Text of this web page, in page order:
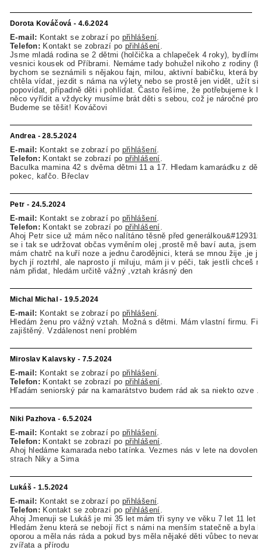
Dorota Kováčová - 4.6.2024
E-mail: Kontakt se zobrazí po přihlášení
Telefon: Kontakt se zobrazí po přihlášení
Jsme mladá rodina se 2 dětmi (holčička a chlapeček 4 roky),
vesnici kousek od Příbrami. Nemáme tady bohužel nikoho z rodiny
bychom se seznámili s nějakou fajn, milou, aktivní babičku, která by
chtěla vídat, jezdit s náma na výlety nebo se prostě jen vidět, užít si
popovídat, případně děti i pohlídat. Často řešíme, že potřebujeme k
něco vyřídit a vždycky musíme brát děti s sebou, což je náročné pro
Budeme se těšit! Kováčovi
Andrea - 28.5.2024
E-mail: Kontakt se zobrazí po přihlášení
Telefon: Kontakt se zobrazí po přihlášení
Baculka mamina 42 s dvěma dětmi 11 a 17. Hledam kamarádku z
pokec, kafčo. Břeclav
Petr - 24.5.2024
E-mail: Kontakt se zobrazí po přihlášení
Telefon: Kontakt se zobrazí po přihlášení
Ahoj Petr sice už mám něco nalítáno těsně před
se i tak se udržovat občas vyměním olej ,prostě mě baví auta, jsem
mám chatrč na kuří noze a jednu čarodějnici, která se mnou žije ,je
bych jí roztrhl, ale naprosto jí miluju, mám ji v péči, tak jestli chceš
nám přidat, hledám určitě vážný ,vztah krásný den
Michal Michal - 19.5.2024
E-mail: Kontakt se zobrazí po přihlášení
Hledám ženu pro vážný vztah. Možná s dětmi. Mám vlastní firmu.
zajištěný. Vzdálenost není problém
Miroslav Kalavsky - 7.5.2024
E-mail: Kontakt se zobrazí po přihlášení
Telefon: Kontakt se zobrazí po přihlášení
Hľadám seniorský pár na kamarátstvo budem rád ak sa niekto ozve
Niki Pazhova - 6.5.2024
E-mail: Kontakt se zobrazí po přihlášení
Telefon: Kontakt se zobrazí po přihlášení
Ahoj hledáme kamarada nebo tatínka. Vezmes nás v lete na
strach Niky a Sima
Lukáš - 1.5.2024
E-mail: Kontakt se zobrazí po přihlášení
Telefon: Kontakt se zobrazí po přihlášení
Ahoj Jmenuji se Lukáš je mi 35 let mám tři syny ve věku 7 let 11 let
Hledám ženu která se nebojí říct s námi na menším statečně a byla
oporou a měla nás ráda a pokud bys měla nějaké děti vůbec to
zvířata a přírodu